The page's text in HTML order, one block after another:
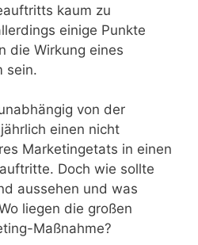
kaum zu
einige Punkte
die Wirkung eines
sein.
von der
einen nicht
Marketingetats in einen
Doch wie sollte
aussehen und was
liegen die großen
Maßnahme?